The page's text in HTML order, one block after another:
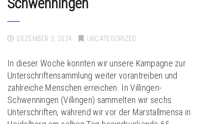
DEZEMBER 3, 2024 UNCATEGORIZED
In dieser Woche konnten wir unsere Kampagne zur
Unterschriftensammlung weiter vorantreiben und
zahlreiche Menschen erreichen. In Villingen-
Schwenningen (Villingen) sammelten wir sechs
Unterschriften, während wir vor der Marstallmensa in